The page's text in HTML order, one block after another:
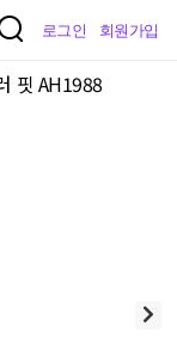
로그인 회원가입